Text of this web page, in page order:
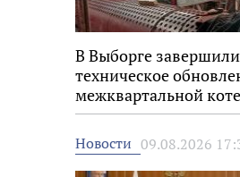
В Выборге завершили
техническое
межквартальной
Новости 09.08.2026